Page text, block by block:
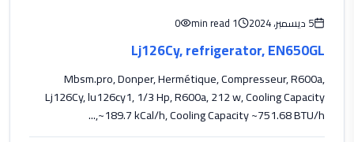
5 ديسمبر، 2024 1 min read
0
Lj126Cy, refrigerator, EN650GL
Mbsm.pro, Donper, Hermétique, Compresseur, R600a,
Lj126Cy, lu126cy1, 1/3 Hp, R600a, 212 w, Cooling Capacity
~189.7 kCal/h, Cooling Capacity ~751.68 BTU/h,...